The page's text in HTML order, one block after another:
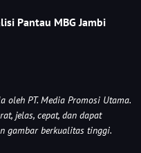
Pantau MBG Jambi
PT. Media Promosi Utama.
jelas, cepat, dan dapat
gambar berkualitas tinggi.